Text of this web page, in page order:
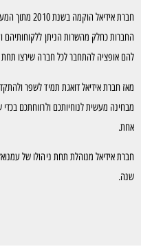
חברת אידיאל
החברות כחלק מהשרות הניתן ללקוחותיהם
להם אופציה להתחבר לכל חברה שירצו תחת
מאז חברת אידיאל דואגת תמיד לשפר
מבחינה מעשית לנוחיותכם ולרווחתכם
אחת.
שנה.